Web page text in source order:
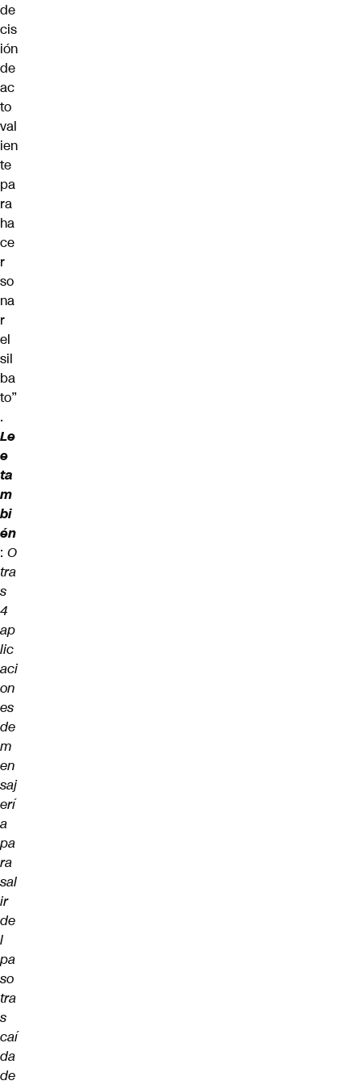
de
cis
ión
de
ac
to
val
ien
te
pa
ra
ha
ce
r
so
na
r
el
sil
ba
to”
.
Le
e
ta
m
bi
én
: O
tra
s
4
ap
lic
aci
on
es
de
m
en
saj
erí
a
pa
ra
sal
ir
de
l
pa
so
tra
s
caí
da
de